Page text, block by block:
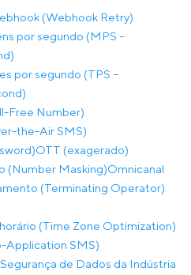
(Webhook Retry)
por segundo (MPS –
por segundo (TPS –
Free Number)
the-Air SMS)
OTT (exagerado)
(Number Masking)Omnicanal
(Terminating Operator)
(Time Zone Optimization)
Application SMS)
de Dados da Indústria